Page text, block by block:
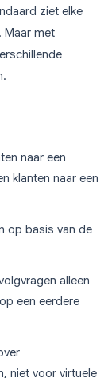
ziet elke
Maar met
naar een
klanten naar een
op basis van de
alleen
een eerdere
niet voor virtuele